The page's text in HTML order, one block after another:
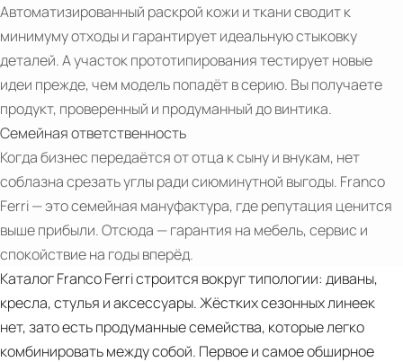
PDF
Catalogo
Franco
Ferri
Volume
1
Автоматизированный раскрой кожи и ткани сводит к
минимуму отходы и гарантирует идеальную стыковку
деталей. А участок прототипирования тестирует новые
идеи прежде, чем модель попадёт в серию. Вы получаете
продукт, проверенный и продуманный до винтика.
Семейная ответственность
Когда бизнес передаётся от отца к сыну и внукам, нет
соблазна срезать углы ради сиюминутной выгоды. Franco
Ferri — это семейная мануфактура, где репутация ценится
выше прибыли. Отсюда — гарантия на мебель, сервис и
спокойствие на годы вперёд.
Каталог Franco Ferri строится вокруг типологии: диваны,
кресла, стулья и аксессуары. Жёстких сезонных линеек
нет, зато есть продуманные семейства, которые легко
комбинировать между собой. Первое и самое обширное